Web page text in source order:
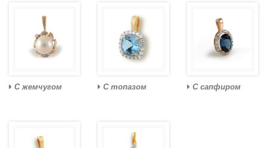
С жемчугом С топазом С сапфиром